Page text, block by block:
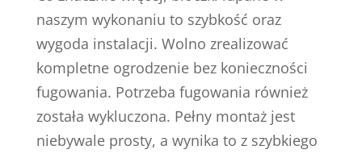
naszym wykonaniu to szybkość oraz
wygoda instalacji. Wolno zrealizować
kompletne ogrodzenie bez konieczności
fugowania. Potrzeba fugowania również
została wykluczona. Pełny montaż jest
niebywale prosty, a wynika to z szybkiego